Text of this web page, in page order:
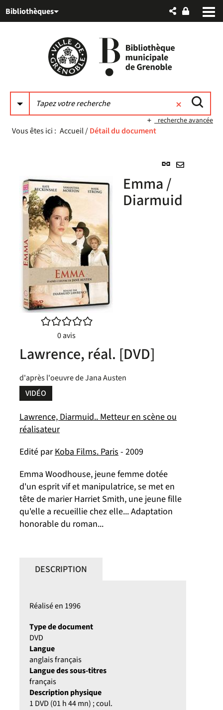
au
auBibliothèques
recherche avancée
Vous êtes ici : Accueil/Détail du document
Lien
fenêtre)
mail
/5
0avis
Emma /
Diarmuid
Lawrence, réal. [DVD]
d'après l'oeuvre de Jana Austen
VIDÉO
Lawrence, Diarmuid.. Metteur en scène ou
réalisateur
Edité parKoba Films. Paris- 2009
Emma Woodhouse, jeune femme dotée
d'un esprit vif et manipulatrice, se met en
tête de marier Harriet Smith, une jeune fille
qu'elle a recueillie chez elle... Adaptation
honorable du roman...
DESCRIPTION
Réalisé en 1996
Type de document
DVD
Langue
anglais français
Langue des sous-titres
français
Description physique
1 DVD (01 h 44 mn) ; coul.